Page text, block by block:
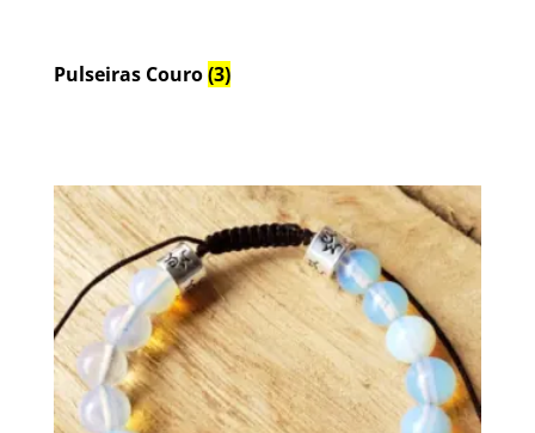
Pulseiras Couro(3)